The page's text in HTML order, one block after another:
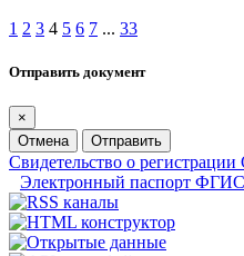
1 2 3 4 5 6 7 ... 33
Отправить документ
×
Отмена
Отправить
Свидетельство о
Электронный паспорт